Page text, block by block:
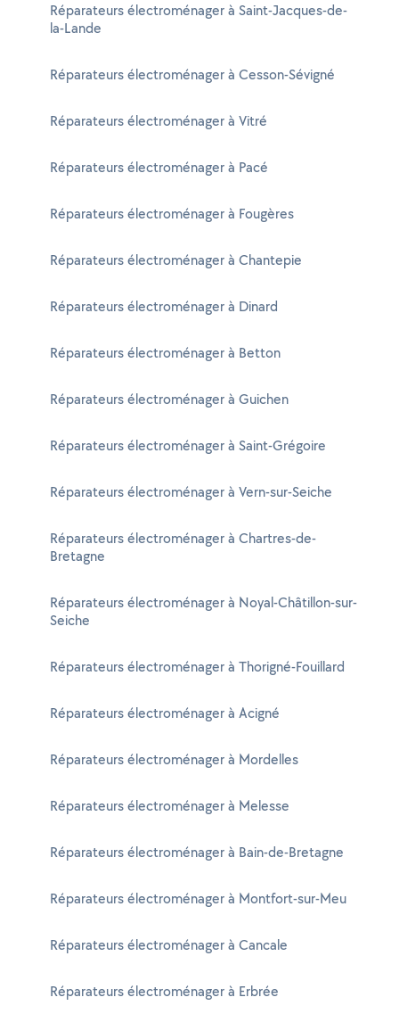
Réparateurs électroménager à Saint-Jacques-de-
la-Lande
Réparateurs électroménager à Cesson-Sévigné
Réparateurs électroménager à Vitré
Réparateurs électroménager à Pacé
Réparateurs électroménager à Fougères
Réparateurs électroménager à Chantepie
Réparateurs électroménager à Dinard
Réparateurs électroménager à Betton
Réparateurs électroménager à Guichen
Réparateurs électroménager à Saint-Grégoire
Réparateurs électroménager à Vern-sur-Seiche
Réparateurs électroménager à Chartres-de-
Bretagne
Réparateurs électroménager à Noyal-Châtillon-sur-
Seiche
Réparateurs électroménager à Thorigné-Fouillard
Réparateurs électroménager à Acigné
Réparateurs électroménager à Mordelles
Réparateurs électroménager à Melesse
Réparateurs électroménager à Bain-de-Bretagne
Réparateurs électroménager à Montfort-sur-Meu
Réparateurs électroménager à Cancale
Réparateurs électroménager à Erbrée